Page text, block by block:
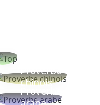
Proverbe
chinois
Proverbe